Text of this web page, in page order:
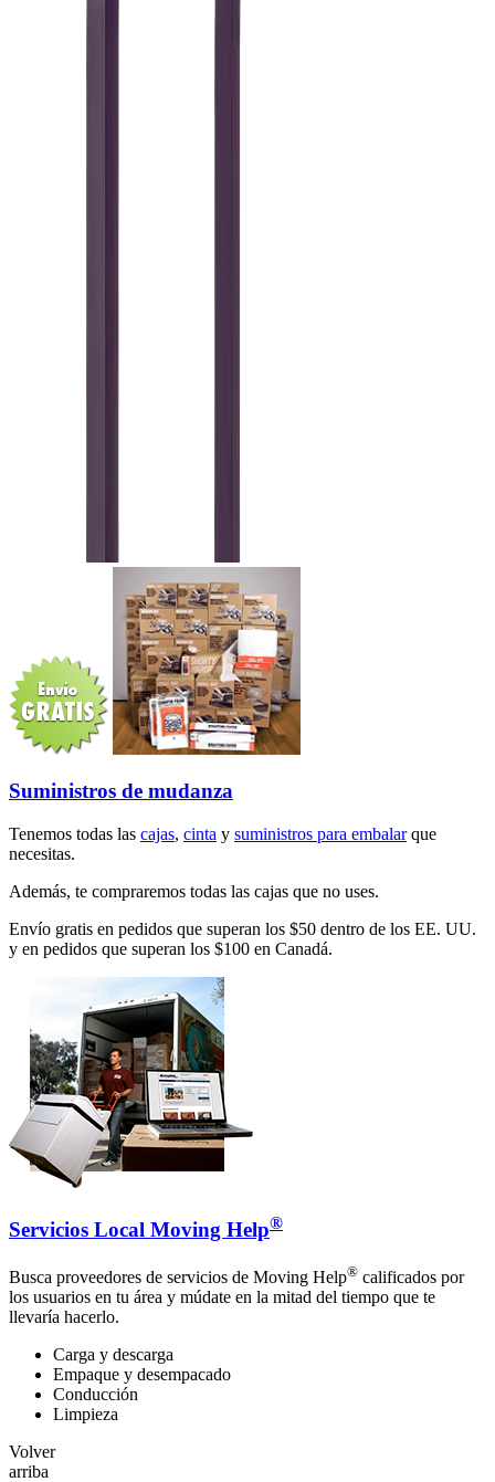
Suministros de mudanza
Tenemos todas las cajas, cinta y suministros para embalarque
necesitas.
Además, te compraremos todas las cajas que no uses.
Envío gratis en pedidos que superan los $50 dentro de los EE. UU.
y en pedidos que superan los $100 en Canadá.
Servicios Local Moving Help®
Busca proveedores de servicios de Moving Help® calificados por
los usuarios en tu área y múdate en la mitad del tiempo que te
llevaría hacerlo.
Carga y descarga
Empaque y desempacado
Conducción
Limpieza
Volver
arriba